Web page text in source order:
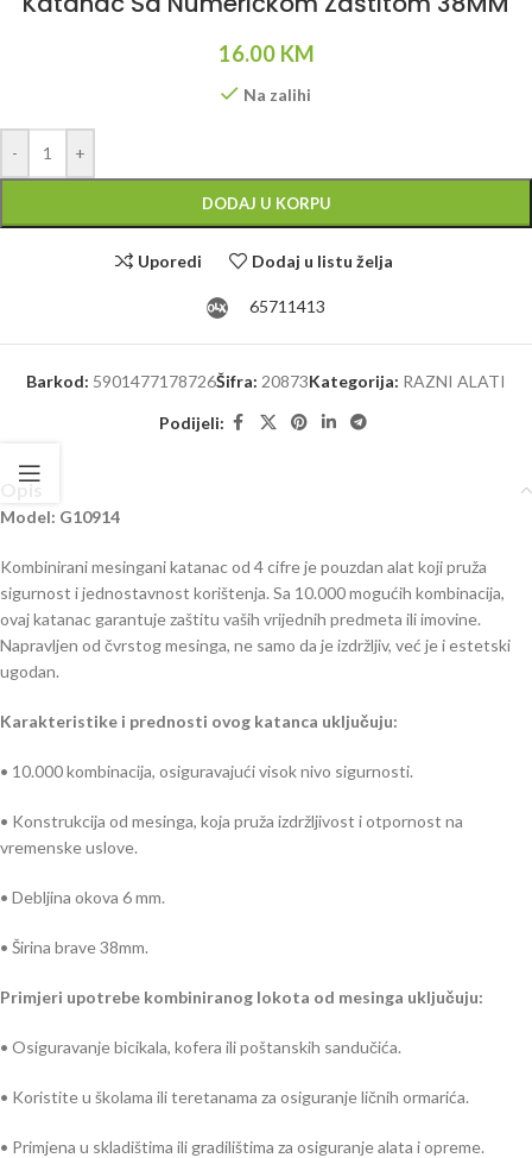
16.00 KM
Na zalihi
- +
DODAJ U KORPU
Uporedi Dodaj u listu želja
65711413
Barkod: 5901477178726Šifra: 20873Kategorija: RAZNI ALATI
Podijeli:
Opis
Model: G10914
Kombinirani mesingani katanac od 4 cifre je pouzdan alat koji pruža
sigurnost i jednostavnost korištenja. Sa 10.000 mogućih kombinacija,
ovaj katanac garantuje zaštitu vaših vrijednih predmeta ili imovine.
Napravljen od čvrstog mesinga, ne samo da je izdržljiv, već je i estetski
ugodan.
Karakteristike i prednosti ovog katanca uključuju:
• 10.000 kombinacija, osiguravajući visok nivo sigurnosti.
• Konstrukcija od mesinga, koja pruža izdržljivost i otpornost na
vremenske uslove.
• Debljina okova 6 mm.
• Širina brave 38mm.
Primjeri upotrebe kombiniranog lokota od mesinga uključuju:
• Osiguravanje bicikala, kofera ili poštanskih sandučića.
• Koristite u školama ili teretanama za osiguranje ličnih ormarića.
• Primjena u skladištima ili gradilištima za osiguranje alata i opreme.